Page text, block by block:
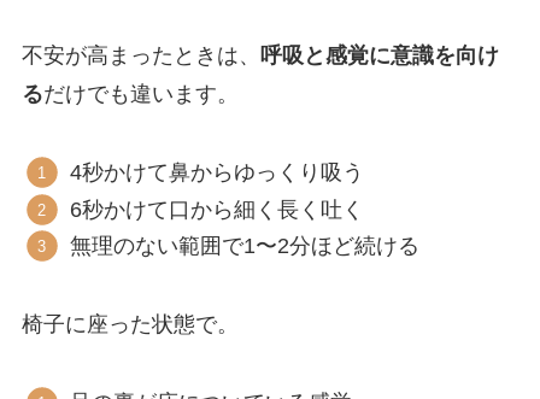
不安が高まったときは、 呼吸と感覚に意識を向け
るだけでも違います。
4秒かけて鼻からゆっくり吸う
6秒かけて口から細く長く吐く
無理のない範囲で1〜2分ほど続ける
椅子に座った状態で。